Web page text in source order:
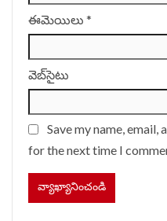
ఈమెయిలు *
వెబ్‌సైటు
Save my name,
for the next time I